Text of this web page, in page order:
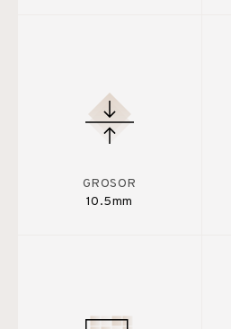
GROSOR
10.5mm